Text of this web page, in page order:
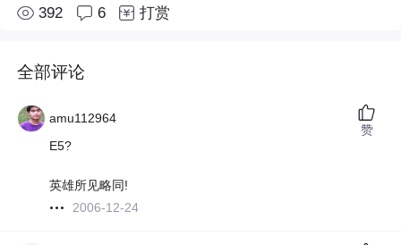
392 6 打赏
全部评论
amu112964
E5?
英雄所见略同!
2006-12-24
赞